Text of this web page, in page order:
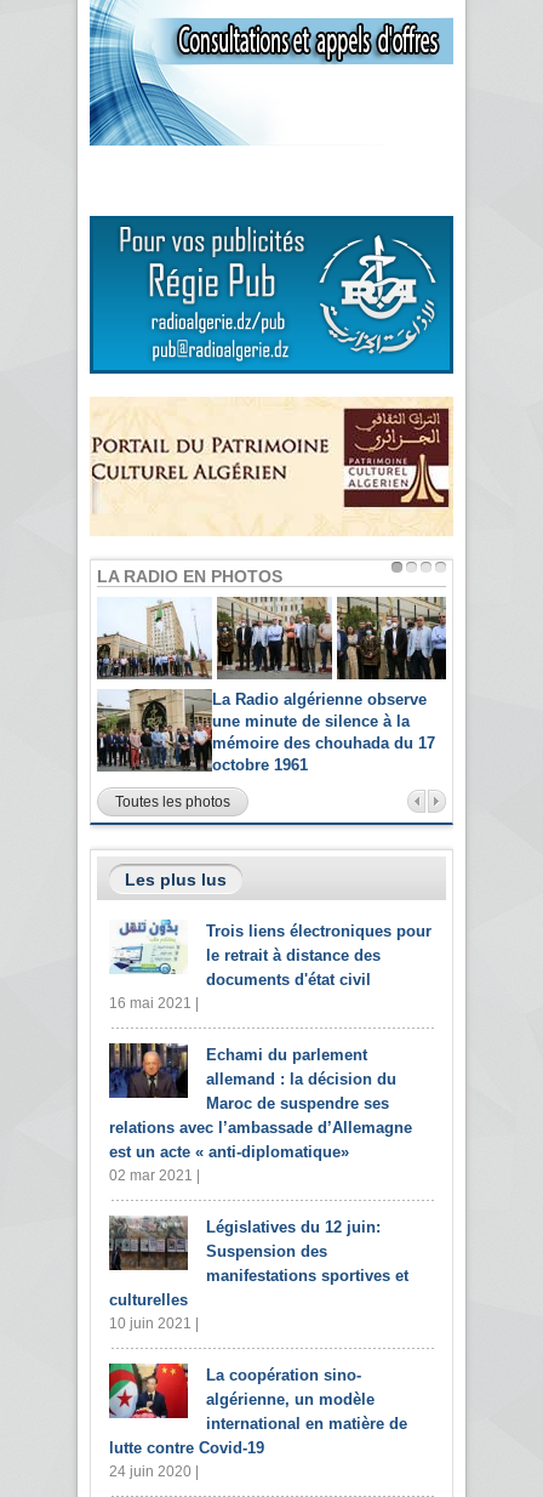
LA RADIO EN PHOTOS
La Radio algérienne observe
une minute de silence à la
mémoire des chouhada du 17
octobre 1961
Toutes les photos
Les plus lus
Trois liens électroniques pour
le retrait à distance des
documents d'état civil
16 mai 2021 |
Echami du parlement
allemand : la décision du
Maroc de suspendre ses
relations avec l’ambassade d’Allemagne
est un acte « anti-diplomatique»
02 mar 2021 |
Législatives du 12 juin:
Suspension des
manifestations sportives et
culturelles
10 juin 2021 |
La coopération sino-
algérienne, un modèle
international en matière de
lutte contre Covid-19
24 juin 2020 |